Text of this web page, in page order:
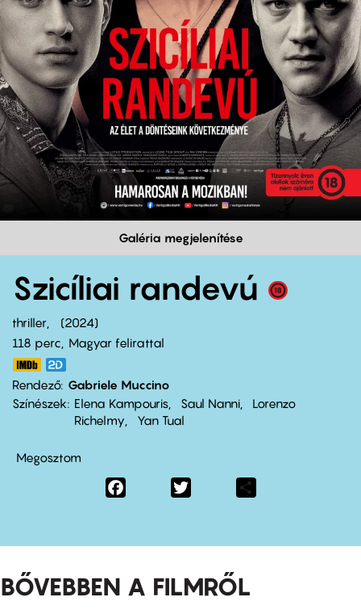
Galéria megjelenítése
Szicíliai randevú
thriller
2024
118 perc,
Magyar felirattal
Rendező Gabriele Muccino
Színészek
Elena Kampouris Saul Nanni
Lorenzo
Richelmy
Yan Tual
Megosztom
Facebook
BŐVEBBEN A FILMRŐL